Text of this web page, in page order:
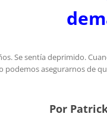
Se sentía deprimido.
asegurarnos de
Por